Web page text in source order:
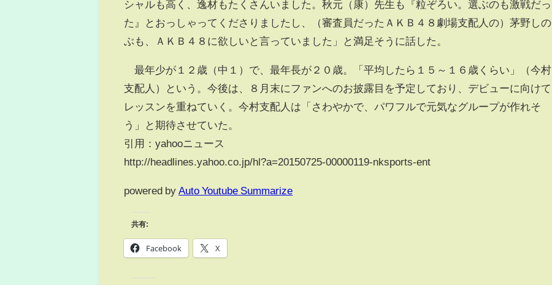
シャルも高く、逸材もたくさんいました。秋元（康）先生も『粒ぞろい。選ぶのも激戦だっ
た』とおっしゃってくださりましたし、（審査員だったＡＫＢ４８劇場支配人の）茅野しの
ぶも、ＡＫＢ４８に欲しいと言っていました」と満足そうに話した。
最年少が１２歳（中１）で、最年長が２０歳。「平均したら１５～１６歳くらい」（今村
支配人）という。今後は、８月末にファンへのお披露目を予定しており、デビューに向けて
レッスンを重ねていく。今村支配人は「さわやかで、パワフルで元気なグループが作れそ
う」と期待させていた。
引用：yahooニュース
http://headlines.yahoo.co.jp/hl?a=20150725-00000119-nksports-ent
powered by Auto Youtube Summarize
共有:
Facebook X